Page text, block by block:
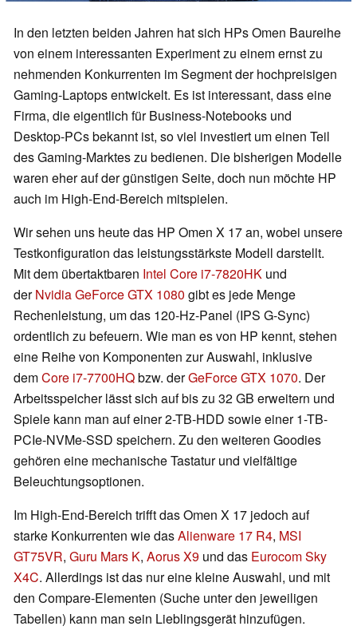
In den letzten beiden Jahren hat sich HPs Omen Baureihe
von einem interessanten Experiment zu einem ernst zu
nehmenden Konkurrenten im Segment der hochpreisigen
Gaming-Laptops entwickelt. Es ist interessant, dass eine
Firma, die eigentlich für Business-Notebooks und
Desktop-PCs bekannt ist, so viel investiert um einen Teil
des Gaming-Marktes zu bedienen. Die bisherigen Modelle
waren eher auf der günstigen Seite, doch nun möchte HP
auch im High-End-Bereich mitspielen.
Wir sehen uns heute das HP Omen X 17 an, wobei unsere
Testkonfiguration das leistungsstärkste Modell darstellt.
Mit dem übertaktbaren Intel Core i7-7820HK und
derNvidia GeForce GTX 1080 gibt es jede Menge
Rechenleistung, um das 120-Hz-Panel (IPS G-Sync)
ordentlich zu befeuern. Wie man es von HP kennt, stehen
eine Reihe von Komponenten zur Auswahl, inklusive
demCore i7-7700HQbzw. derGeForce GTX 1070. Der
Arbeitsspeicher lässt sich auf bis zu 32 GB erweitern und
Spiele kann man auf einer 2-TB-HDD sowie einer 1-TB-
PCIe-NVMe-SSD speichern. Zu den weiteren Goodies
gehören eine mechanische Tastatur und vielfältige
Beleuchtungsoptionen.
Im High-End-Bereich trifft das Omen X 17 jedoch auf
starke Konkurrenten wie dasAlienware 17 R4, MSI
GT75VR, Guru Mars K, Aorus X9 und das Eurocom Sky
X4C. Allerdings ist das nur eine kleine Auswahl, und mit
den Compare-Elementen (Suche unter den jeweiligen
Tabellen) kann man sein Lieblingsgerät hinzufügen.